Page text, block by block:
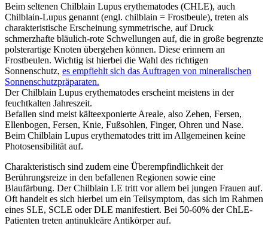
Beim seltenen Chilblain Lupus erythematodes (CHLE), auch
Chilblain-Lupus genannt (engl. chilblain = Frostbeule), treten als
charakteristische Erscheinung symmetrische, auf Druck
schmerzhafte bläulich-rote Schwellungen auf, die in große begrenzte
polsterartige Knoten übergehen können. Diese erinnern an
Frostbeulen. Wichtig ist hierbei die Wahl des richtigen
Sonnenschutz, es empfiehlt sich das Auftragen von mineralischen
Sonnenschutzpräparaten.
Der Chilblain Lupus erythematodes erscheint meistens in der
feuchtkalten Jahreszeit.
Befallen sind meist kälteexponierte Areale, also Zehen, Fersen,
Ellenbogen, Fersen, Knie, Fußsohlen, Finger, Ohren und Nase.
Beim Chilblain Lupus erythematodes tritt im Allgemeinen keine
Photosensibilität auf.
Charakteristisch sind zudem eine Überempfindlichkeit der
Berührungsreize in den befallenen Regionen sowie eine
Blaufärbung. Der Chilblain LE tritt vor allem bei jungen Frauen auf.
Oft handelt es sich hierbei um ein Teilsymptom, das sich im Rahmen
eines SLE, SCLE oder DLE manifestiert. Bei 50-60% der ChLE-
Patienten treten antinukleäre Antikörper auf.